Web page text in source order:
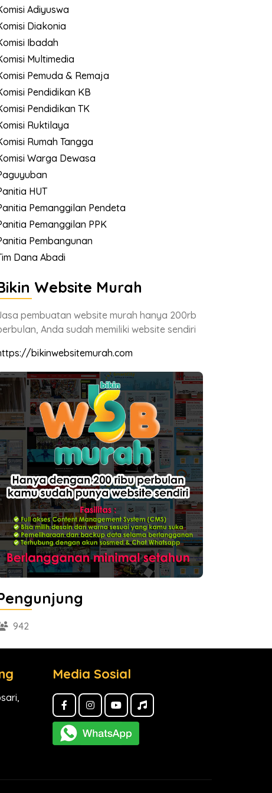
sekolah minggu melakukan aktivitas
mendengarkan firman Tuhan.
Adiyuswa
Diakonia
Ibadah
Multimedia
Pemuda & Remaja
Pendidikan KB
Pendidikan TK
Ruktilaya
Rumah Tangga
Warga Dewasa
HUT
Pemanggilan Pendeta
Pemanggilan PPK
Pembangunan
Dana Abadi
Website Murah
pembuatan website murah hanya 200rb
Anda sudah memiliki website sendiri
bikinwebsitemurah.com
942
Media Sosial